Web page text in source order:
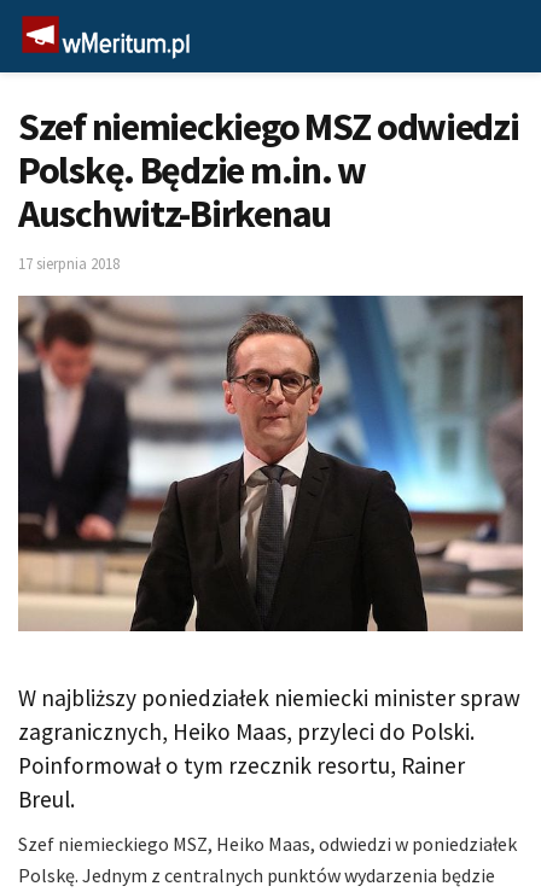
Szef niemieckiego MSZ odwiedzi
Polskę. Będzie m.in. w
Auschwitz-Birkenau
17 sierpnia 2018
W najbliższy poniedziałek niemiecki minister spraw
zagranicznych, Heiko Maas, przyleci do Polski.
Poinformował o tym rzecznik resortu, Rainer
Breul.
Szef niemieckiego MSZ, Heiko Maas, odwiedzi w poniedziałek
Polskę. Jednym z centralnych punktów wydarzenia będzie